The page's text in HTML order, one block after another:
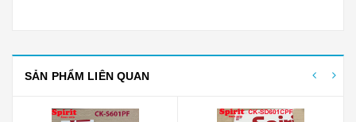
SẢN PHẨM LIÊN QUAN